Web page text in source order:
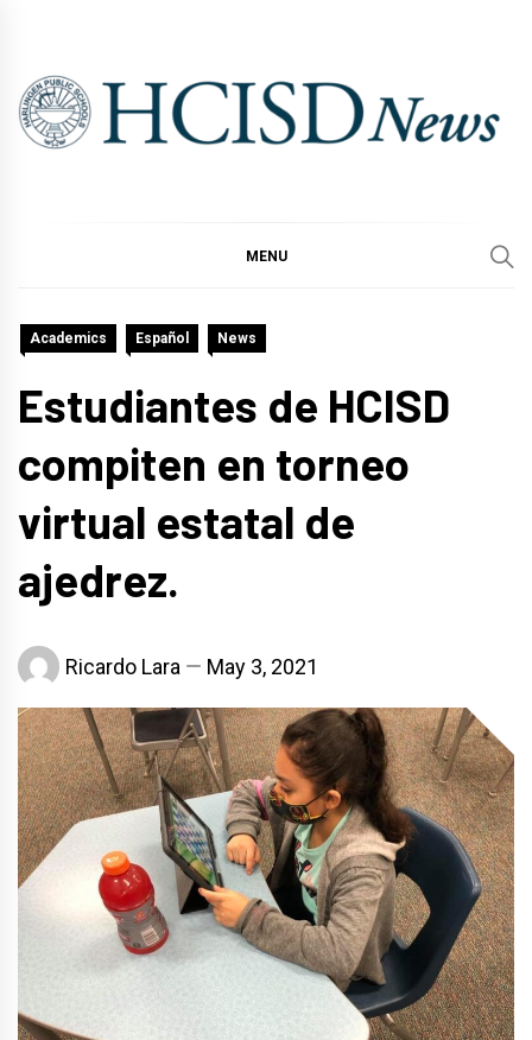
content
MENU
Academics Español News
Estudiantes de HCISD
compiten en torneo
virtual estatal de
ajedrez.
Ricardo Lara May 3, 2021